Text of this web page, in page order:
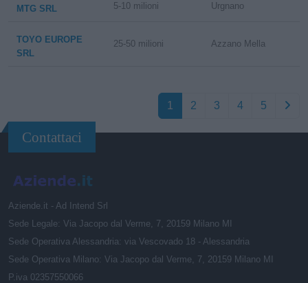
MTG SRL 5-10 milioni Urgnano
TOYO EUROPE
SRL
25-50 milioni Azzano Mella
1 2 3 4 5
Contattaci
Aziende.it - Ad Intend Srl
Sede Legale: Via Jacopo dal Verme, 7, 20159 Milano MI
Sede Operativa Alessandria: via Vescovado 18 - Alessandria
Sede Operativa Milano: Via Jacopo dal Verme, 7, 20159 Milano MI
P.iva 02357550066